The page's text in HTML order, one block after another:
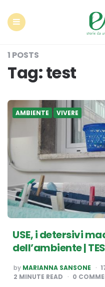
1 POSTS
Tag:test
AMBIENTE VIVERE
USE, i detersivi
dell’ambiente |
POSTED
BY
by MARIANNA SANSONE
2 MINUTE READ 0